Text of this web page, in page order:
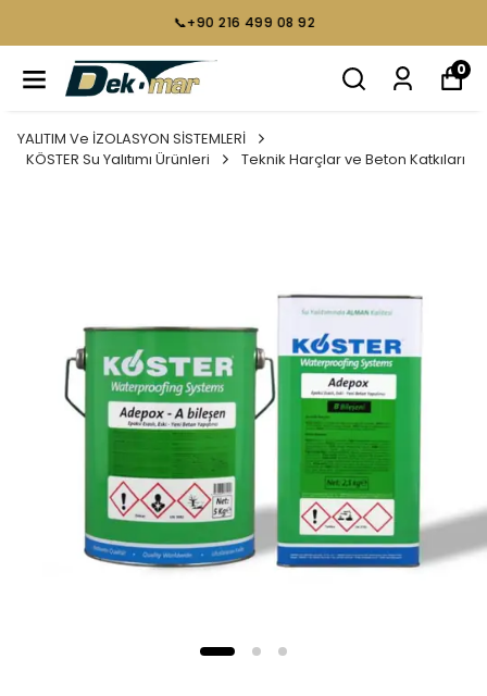
📞+90 216 499 08 92
0
YALITIM Ve İZOLASYON SİSTEMLERİ
KÖSTER Su Yalıtımı Ürünleri
Teknik Harçlar ve Beton Katkıları